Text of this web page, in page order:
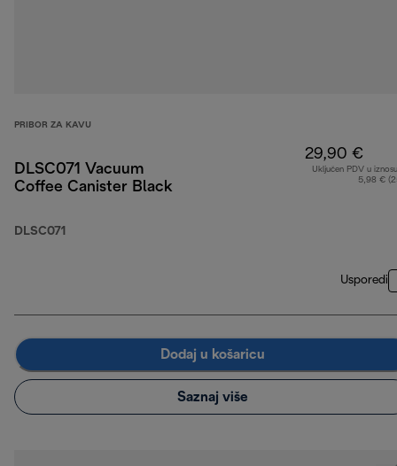
PRIBOR ZA KAVU
DLSC071 Vacuum
Coffee Canister Black
DLSC071
29,90 €
Uključen PDV u
5,98 €
Usporedi
Dodaj u košaricu
Saznaj više